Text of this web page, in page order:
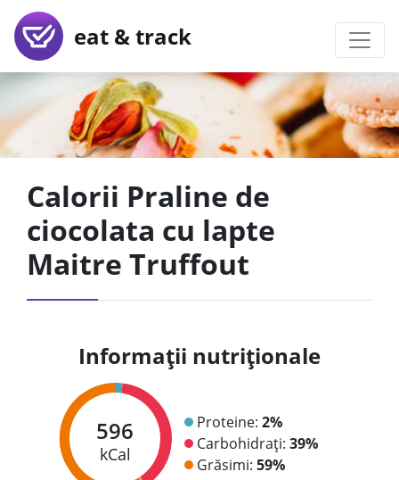
eat & track
Calorii Praline de
ciocolata cu lapte
Maitre Truffout
Informații nutriționale
596
kCal
Proteine: 2%
Carbohidrați: 39%
Grăsimi: 59%